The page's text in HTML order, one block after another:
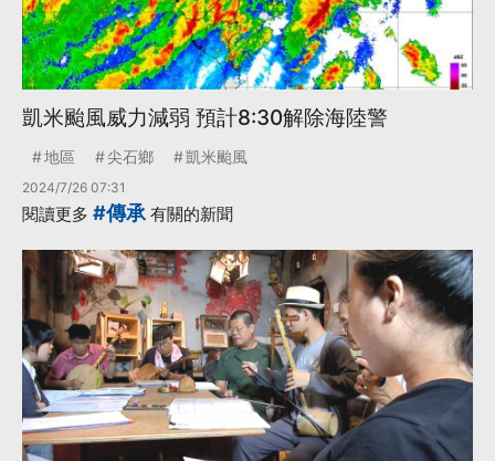
凱米颱風威力減弱 預計8:30解除海陸警
地區 尖石鄉 凱米颱風
2024/7/26 07:31
閱讀更多 #傳承 有關的新聞